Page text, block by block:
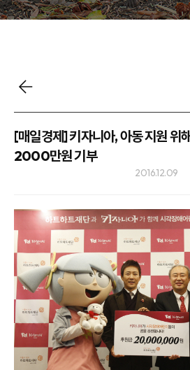
[매일경제] 키자니아, 아동 지원 위
2000만원 기부
2016.12.09